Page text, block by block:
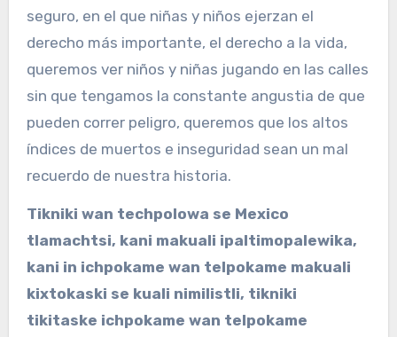
seguro, en el que niñas y niños ejerzan el
derecho más importante, el derecho a la vida,
queremos ver niños y niñas jugando en las calles
sin que tengamos la constante angustia de que
pueden correr peligro, queremos que los altos
índices de muertos e inseguridad sean un mal
recuerdo de nuestra historia.
Tikniki wan techpolowa se Mexico
tlamachtsi, kani makuali ipaltimopalewika,
kani in ichpokame wan telpokame makuali
kixtokaski se kuali nimilistli, tikniki
tikitaske ichpokame wan telpokame